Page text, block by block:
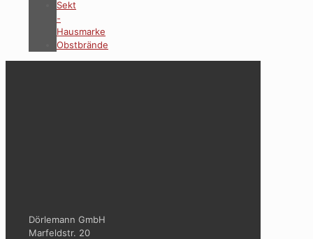
Sekt
-
Hausmarke
Obstbrände
Dörlemann GmbH
Marfeldstr. 20